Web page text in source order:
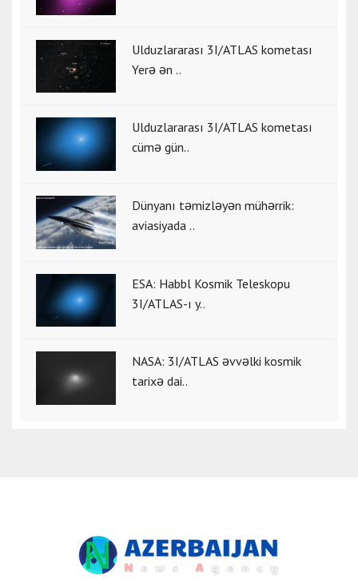
Ulduzlararası 3I/ATLAS kometası
Yerə ən ..
Ulduzlararası 3I/ATLAS kometası
cümə gün..
Dünyanı təmizləyən mühərrik:
aviasiyada ..
ESA: Habbl Kosmik Teleskopu
3I/ATLAS-ı y..
NASA: 3I/ATLAS əvvəlki kosmik
tarixə dai..